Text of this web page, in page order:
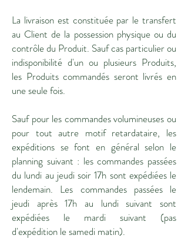
La livraison est constituée par le transfert
au Client de la possession physique ou du
contrôle du Produit. Sauf cas particulier ou
indisponibilité d'un ou plusieurs Produits,
les Produits commandés seront livrés en
une seule fois.
Sauf pour les commandes volumineuses ou
pour tout autre motif retardataire, les
expéditions se font en général selon le
planning suivant : les commandes passées
du lundi au jeudi soir 17h sont expédiées le
lendemain. Les commandes passées le
jeudi après 17h au lundi suivant sont
expédiées le mardi suivant (pas
d'expédition le samedi matin).